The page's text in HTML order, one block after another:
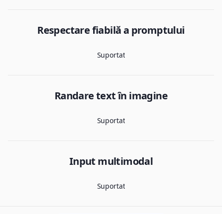
Respectare fiabilă a promptului
Suportat
Randare text în imagine
Suportat
Input multimodal
Suportat